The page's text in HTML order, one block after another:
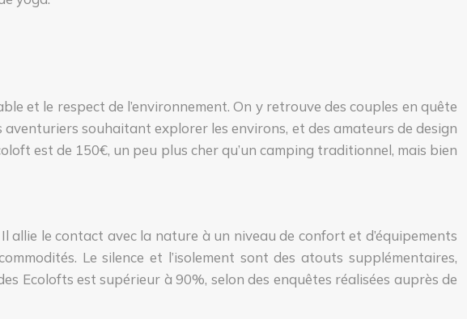
et le respect de l’environnement. On y retrouve des couples en quête
souhaitant explorer les environs, et des amateurs de design
est de 150€, un peu plus cher qu’un camping traditionnel, mais bien
le contact avec la nature à un niveau de confort et d’équipements
Le silence et l’isolement sont des atouts supplémentaires,
Ecolofts est supérieur à 90%, selon des enquêtes réalisées auprès de